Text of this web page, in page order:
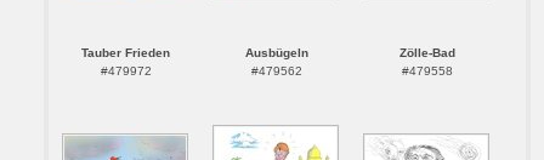
Tauber Frieden
#479972
Ausbügeln
#479562
Zölle-Bad
#479558